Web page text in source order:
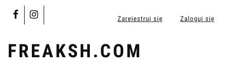
Zarejestruj się Zaloguj się
FREAKSH.COM